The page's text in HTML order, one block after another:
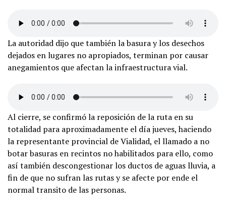
La autoridad dijo que también la basura y los desechos
dejados en lugares no apropiados, terminan por causar
anegamientos que afectan la infraestructura vial.
Al cierre, se confirmó la reposición de la ruta en su
totalidad para aproximadamente el día jueves, haciendo
la representante provincial de Vialidad, el llamado a no
botar basuras en recintos no habilitados para ello, como
así también descongestionar los ductos de aguas lluvia, a
fin de que no sufran las rutas y se afecte por ende el
normal transito de las personas.